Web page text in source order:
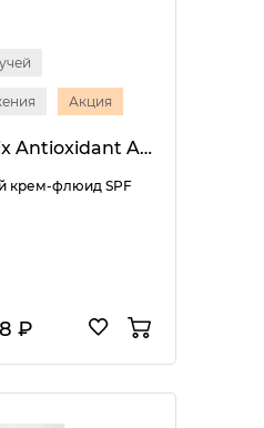
Акция
Line Repair Fix Antioxidant Assist SPF 50
крем-флюид SPF
₽